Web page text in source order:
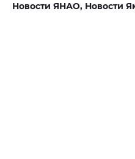
Новости ЯНАО, Новости